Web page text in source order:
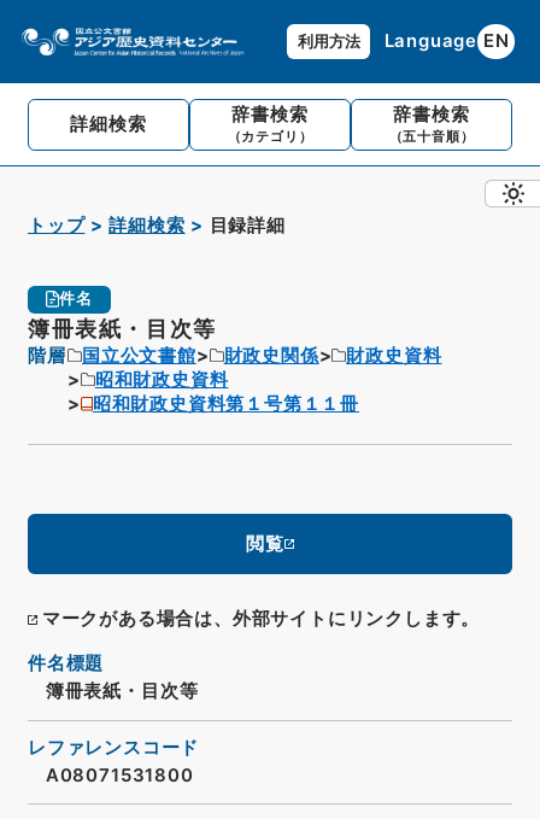
利用方法 Language EN
詳細検索 辞書検索
（カテゴリ）
辞書検索
（五十音順）
トップ 詳細検索 目録詳細
件名
簿冊表紙・目次等
階層 国立公文書館 財政史関係
財政史資料
昭和財政史資料
昭和財政史資料第１号第１１冊
閲覧
マークがある場合は、外部サイトにリンクします。
件名標題
簿冊表紙・目次等
レファレンスコード
A08071531800